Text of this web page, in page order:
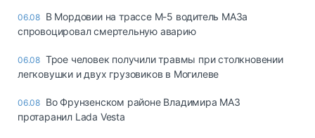
06.08 В Мордовии на трассе М-5 водитель МАЗа
спровоцировал смертельную аварию
06.08 Трое человек получили травмы при столкновении
легковушки и двух грузовиков в Могилеве
06.08 Во Фрунзенском районе Владимира МАЗ
протаранил Lada Vesta